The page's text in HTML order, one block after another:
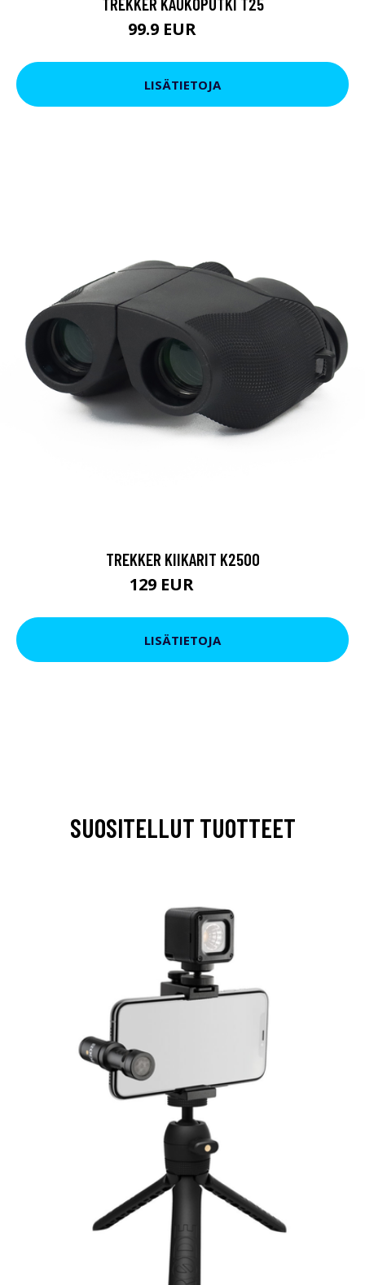
99.9 EUR
LISÄTIETOJA
TREKKER KIIKARIT K2500
129 EUR
LISÄTIETOJA
SUOSITELLUT TUOTTEET